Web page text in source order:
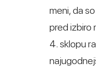
meni, da
pred izbiro
4. sklopu